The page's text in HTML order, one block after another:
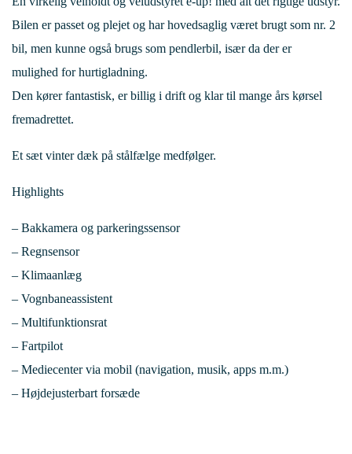
Bilen er passet og plejet og har hovedsaglig været brugt som nr. 2
bil, men kunne også brugs som pendlerbil, især da der er
mulighed for hurtigladning.
Den kører fantastisk, er billig i drift og klar til mange års kørsel
fremadrettet.
Et sæt vinter dæk på stålfælge medfølger.
Highlights
– Bakkamera og parkeringssensor
– Regnsensor
– Klimaanlæg
– Vognbaneassistent
– Multifunktionsrat
– Fartpilot
– Mediecenter via mobil (navigation, musik, apps m.m.)
– Højdejusterbart forsæde